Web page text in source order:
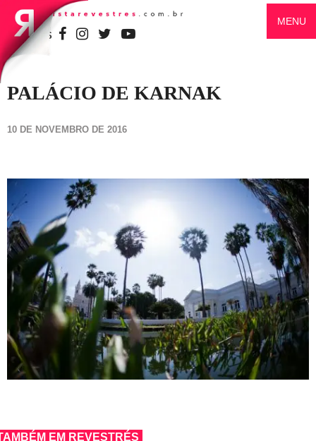
SIGA-NOS
MENU
PALÁCIO DE KARNAK
10 DE NOVEMBRO DE 2016
EM REVESTRÉS